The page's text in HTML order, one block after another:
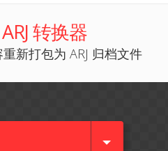
转换器
新打包为 ARJ 归档文件